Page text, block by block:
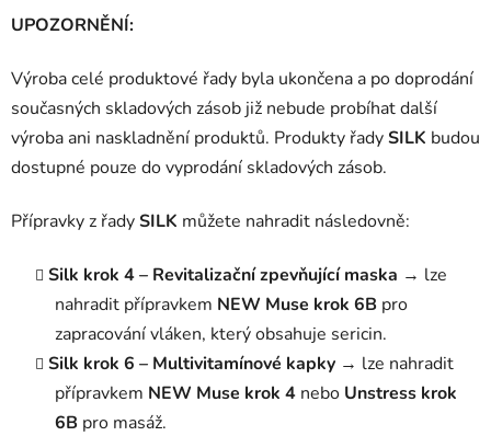
UPOZORNĚNÍ:
Výroba celé produktové řady byla ukončena a po doprodání
současných skladových zásob již nebude probíhat další
výroba ani naskladnění produktů. Produkty řadySILK budou
dostupné pouze do vyprodání skladových zásob.
Přípravky z řadySILK můžete nahradit následovně:
Silk krok 4 – Revitalizační zpevňující maska → lze
nahradit přípravkem NEW Muse krok 6B pro
zapracování vláken, který obsahuje sericin.
Silk krok 6 – Multivitamínové kapky → lze nahradit
přípravkem NEW Muse krok 4 nebo Unstress krok
6B pro masáž.